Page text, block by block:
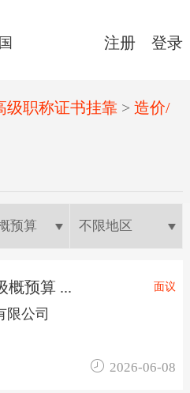
注册 登录
级职称证书挂靠 > 造价/
概预算 ... 面议
限公司
 2026-06-08